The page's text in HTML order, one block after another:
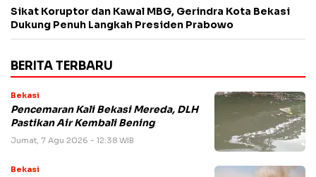
Sikat Koruptor dan Kawal MBG, Gerindra Kota Bekasi
Dukung Penuh Langkah Presiden Prabowo
BERITA TERBARU
Bekasi
Pencemaran Kali Bekasi Mereda, DLH
Pastikan Air Kembali Bening
Jumat, 7 Agu 2026 - 12:38 WIB
Bekasi